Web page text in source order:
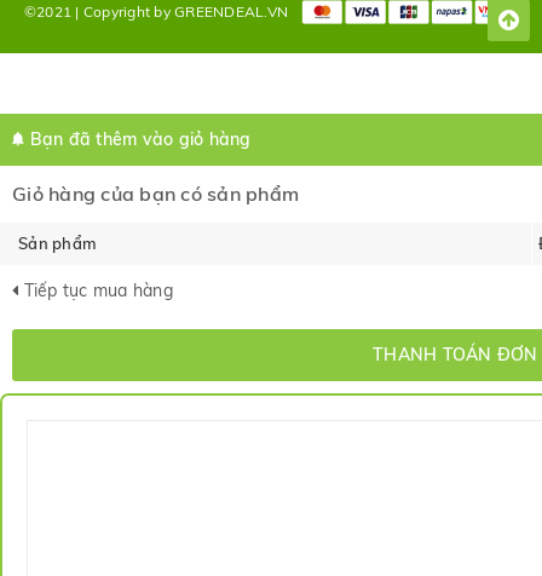
©2021 | Copyright by GREENDEAL.VN
Bạn đã thêm vào giỏ hàng
Giỏ hàng của bạn có sản phẩm
Sản phẩm
Tiếp tục mua hàng
THANH TOÁN ĐƠN